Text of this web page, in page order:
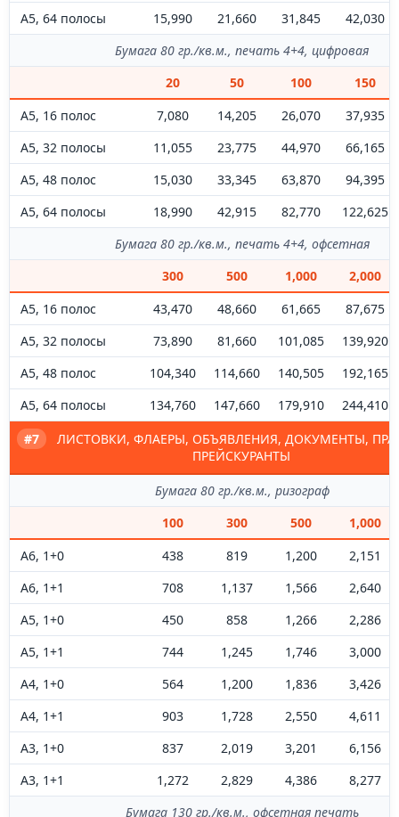
А5, 64 полосы
15,990 21,660 31,845
42,030
Бумага 80 гр./кв.м., печать 4+4, цифровая
20
50 100
150
А5, 16 полос
7,080 14,205 26,070
37,935
А5, 32 полосы
11,055 23,775 44,970
66,165
А5, 48 полос
15,030 33,345 63,870
94,395
А5, 64 полосы
18,990 42,915 82,770
122,625
Бумага 80 гр./кв.м., печать 4+4, офсетная
300
500 1,000
2,000
А5, 16 полос
43,470 48,660 61,665
87,675
А5, 32 полосы
73,890 81,660 101,085
139,920
А5, 48 полос
104,340 114,660 140,505
192,165
А5, 64 полосы
134,760 147,660 179,910
244,410
#7
ЛИСТОВКИ, ФЛАЕРЫ, ОБЪЯВЛЕНИЯ, ДОКУМЕНТЫ,
ПРЕЙСКУРАНТЫ
Бумага 80 гр./кв.м., ризограф
100
300 500
1,000
А6, 1+0
438 819 1,200
2,151
А6, 1+1
708 1,137 1,566
2,640
А5, 1+0
450 858 1,266
2,286
А5, 1+1
744 1,245 1,746
3,000
А4, 1+0
564 1,200 1,836
3,426
А4, 1+1
903 1,728 2,550
4,611
А3, 1+0
837 2,019 3,201
6,156
А3, 1+1
1,272 2,829 4,386
8,277
Бумага 130 гр./кв.м., офсетная печать